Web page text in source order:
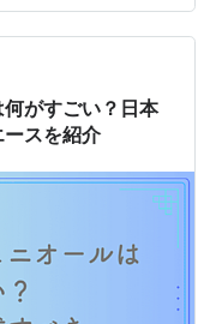
つあります。 ただ
の負傷欠場が…
がすごい？日本
スを紹介